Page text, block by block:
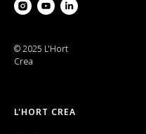
© 2025 L'Hort
Crea
L'HORT CREA